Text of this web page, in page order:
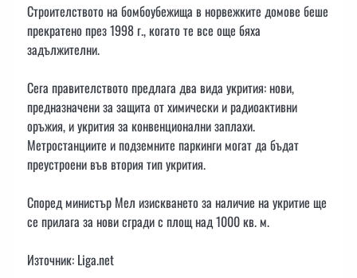
Строителството на бомбоубежища в норвежките домове беше
прекратено през 1998 г., когато те все още бяха
задължителни.
Сега правителството предлага два вида укрития: нови,
предназначени за защита от химически и радиоактивни
оръжия, и укрития за конвенционални заплахи.
Метростанциите и подземните паркинги могат да бъдат
преустроени във втория тип укрития.
Според министър Мел изискването за наличие на укритие ще
се прилага за нови сгради с площ над 1000 кв. м.
Източник: Liga.net